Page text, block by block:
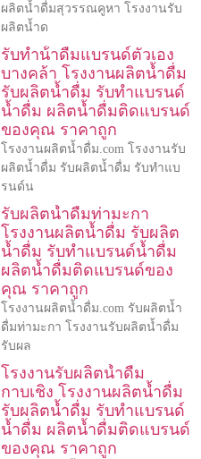
ผลิตน้ำดื่มสุวรรณคูหา โรงงานรับ
ผลิตน้ำด
รับทําน้ําดื่มแบรนด์ตัวเอง
บางคล้า โรงงานผลิตน้ำดื่ม
รับผลิตน้ำดื่ม รับทำแบรนด์
น้ำดื่ม ผลิตน้ำดื่มติดแบรนด์
ของคุณ ราคาถูก
โรงงานผลิตน้ำดื่ม.com โรงงานรับ
ผลิตน้ำดื่ม รับผลิตน้ำดื่ม รับทำแบ
รนด์น
รับผลิตน้ำดื่มท่ามะกา
โรงงานผลิตน้ำดื่ม รับผลิต
น้ำดื่ม รับทำแบรนด์น้ำดื่ม
ผลิตน้ำดื่มติดแบรนด์ของ
คุณ ราคาถูก
โรงงานผลิตน้ำดื่ม.com รับผลิตน้ำ
ดื่มท่ามะกา โรงงานรับผลิตน้ำดื่ม
รับผล
โรงงานรับผลิตน้ำดื่ม
กาบเชิง โรงงานผลิตน้ำดื่ม
รับผลิตน้ำดื่ม รับทำแบรนด์
น้ำดื่ม ผลิตน้ำดื่มติดแบรนด์
ของคุณ ราคาถูก